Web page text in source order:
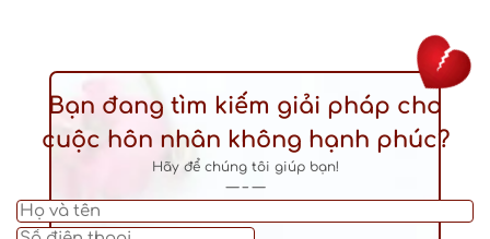
Bạn đang tìm kiếm giải pháp cho
cuộc hôn nhân không hạnh phúc?
Hãy để chúng tôi giúp bạn!
— – —